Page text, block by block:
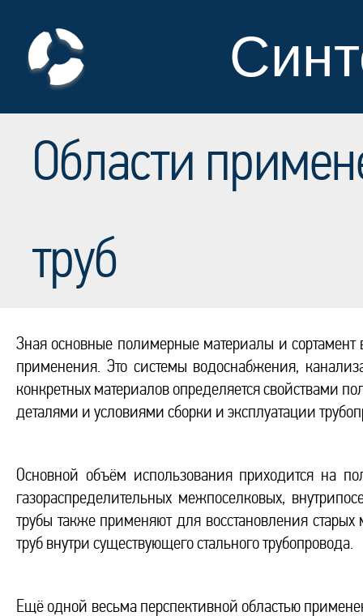
Области
труб
Зная основные полимерные материалы и сортамент
применения. Это системы водоснабжения,
конкретных материалов определяется свойствами
деталями и условиями сборки и эксплуатации
Основной объём использования приходится на
газораспределительных межпоселковых,
трубы также применяют для восстановления
труб внутри существующего стального трубопровода.
Ещё одной весьма перспективной областью